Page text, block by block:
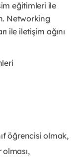
eğitimleri ile
Networking
ile iletişim ağını
öğrencisi olmak,
olması,